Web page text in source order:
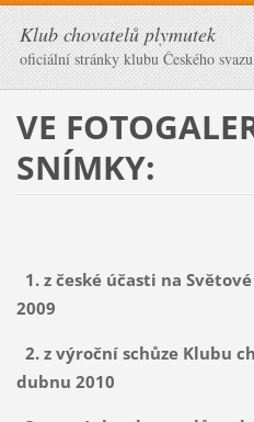
Klub chovatelů plymutek
oficiální stránky klubu Českého
VE
SNÍMKY:
1. z české účasti na
2009
2. z výroční schůze Klubu
dubnu 2010